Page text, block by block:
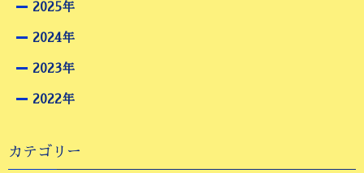
2025年
2024年
2023年
2022年
カテゴリー